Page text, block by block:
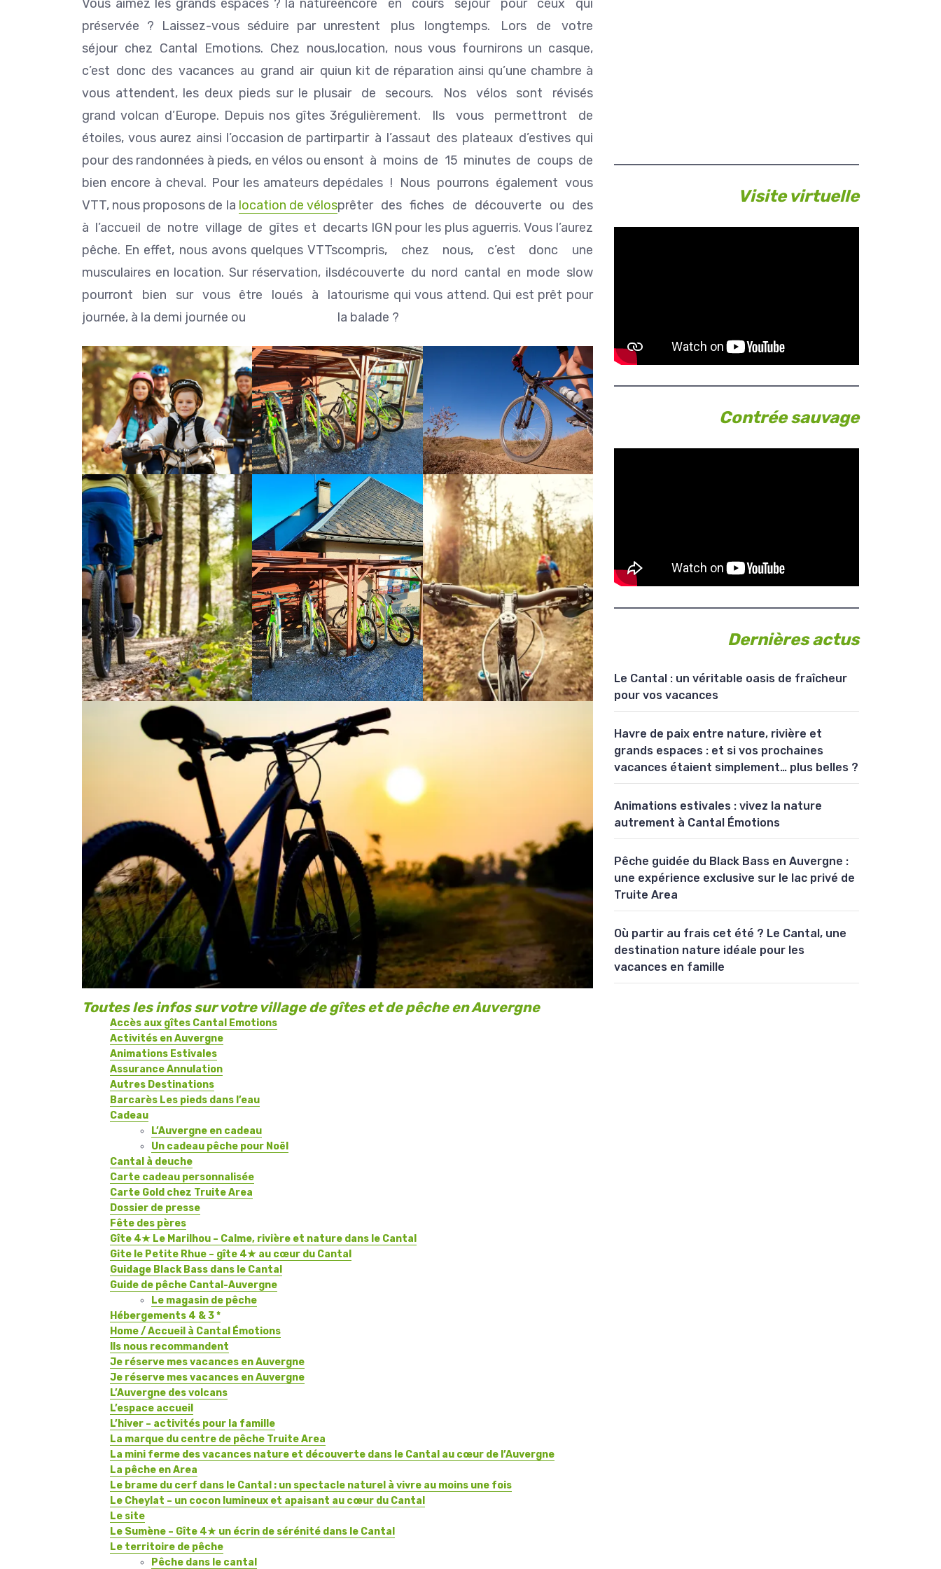
Vous aimez les grands espaces ? la nature
préservée ? Laissez-vous séduire par un
séjour chez Cantal Emotions. Chez nous,
c’est donc des vacances au grand air qui
vous attendent, les deux pieds sur le plus
grand volcan d’Europe. Depuis nos gîtes 3
étoiles, vous aurez ainsi l’occasion de partir
pour des randonnées à pieds, en vélos ou en
bien encore à cheval. Pour les amateurs de
VTT, nous proposons de la location de vélos
à l’accueil de notre village de gîtes et de
pêche. En effet, nous avons quelques VTTs
musculaires en location. Sur réservation, ils
pourront bien sur vous être loués à la
journée, à la demi journée ou
encore en cours séjour pour ceux qui
restent plus longtemps. Lors de votre
location, nous vous fournirons un casque,
un kit de réparation ainsi qu’une chambre à
air de secours. Nos vélos sont révisés
régulièrement. Ils vous permettront de
partir à l’assaut des plateaux d’estives qui
sont à moins de 15 minutes de coups de
pédales ! Nous pourrons également vous
prêter des fiches de découverte ou des
carts IGN pour les plus aguerris. Vous l’aurez
compris, chez nous, c’est donc une
découverte du nord cantal en mode slow
tourisme qui vous attend. Qui est prêt pour
la balade ?
Toutes les infos sur votre village de gîtes et de pêche en Auvergne
Accès aux gîtes Cantal Emotions
Activités en Auvergne
Animations Estivales
Assurance Annulation
Autres Destinations
Barcarès Les pieds dans l’eau
Cadeau
L’Auvergne en cadeau
Un cadeau pêche pour Noël
Cantal à deuche
Carte cadeau personnalisée
Carte Gold chez Truite Area
Dossier de presse
Fête des pères
Gîte 4★ Le Marilhou – Calme, rivière et nature dans le Cantal
Gite le Petite Rhue – gîte 4★ au cœur du Cantal
Guidage Black Bass dans le Cantal
Guide de pêche Cantal-Auvergne
Le magasin de pêche
Hébergements 4 & 3 *
Home / Accueil à Cantal Émotions
Ils nous recommandent
Je réserve mes vacances en Auvergne
Je réserve mes vacances en Auvergne
L’Auvergne des volcans
L’espace accueil
L’hiver – activités pour la famille
La marque du centre de pêche Truite Area
La mini ferme des vacances nature et découverte dans le Cantal au cœur de l’Auvergne
La pêche en Area
Le brame du cerf dans le Cantal : un spectacle naturel à vivre au moins une fois
Le Cheylat – un cocon lumineux et apaisant au cœur du Cantal
Le site
Le Sumène – Gîte 4★ un écrin de sérénité dans le Cantal
Le territoire de pêche
Pêche dans le cantal
Visite virtuelle
Contrée sauvage
Dernières actus
Le Cantal : un véritable oasis de fraîcheur
pour vos vacances
Havre de paix entre nature, rivière et
grands espaces : et si vos prochaines
vacances étaient simplement… plus belles ?
Animations estivales : vivez la nature
autrement à Cantal Émotions
Pêche guidée du Black Bass en Auvergne :
une expérience exclusive sur le lac privé de
Truite Area
Où partir au frais cet été ? Le Cantal, une
destination nature idéale pour les
vacances en famille